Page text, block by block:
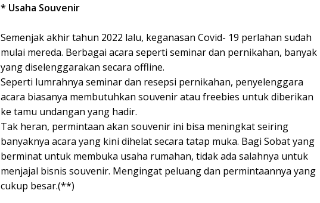
* Usaha Souvenir
Semenjak akhir tahun 2022 lalu, keganasan Covid- 19 perlahan sudah
mulai mereda. Berbagai acara seperti seminar dan pernikahan, banyak
yang diselenggarakan secara offline.
Seperti lumrahnya seminar dan resepsi pernikahan, penyelenggara
acara biasanya membutuhkan souvenir atau freebies untuk diberikan
ke tamu undangan yang hadir.
Tak heran, permintaan akan souvenir ini bisa meningkat seiring
banyaknya acara yang kini dihelat secara tatap muka. Bagi Sobat yang
berminat untuk membuka usaha rumahan, tidak ada salahnya untuk
menjajal bisnis souvenir. Mengingat peluang dan permintaannya yang
cukup besar.(**)